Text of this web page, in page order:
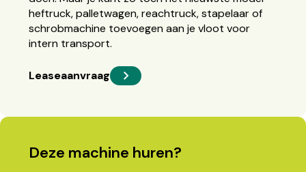
heftruck, palletwagen, reachtruck, stapelaar of
schrobmachine toevoegen aan je vloot voor
intern transport.
Leaseaanvraag
Deze machine huren?